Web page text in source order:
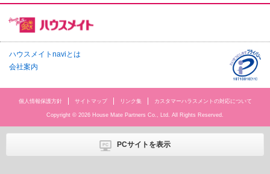
ハウスメイトnaviとは
会社案内
個人情報保護方針 サイトマップ リンク集 カスタマーハラスメントの対応について
Copyright © 2026 House Mate Partners Co., Ltd. All Rights Reserved.
PCサイトを表示